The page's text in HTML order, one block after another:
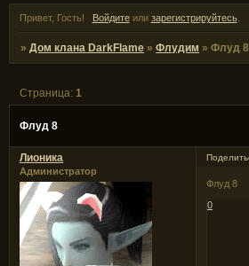
Привет, Гость! Войдитеили зарегистрируйтесь.
»Дом клана DarkFlame »Флудим »Флуд 8
Флуд 8
Страница:1
Лионика
Администратор
Флуд 8
0